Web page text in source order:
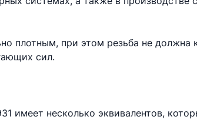
плотным, при этом резьба не должна
сил.
имеет несколько эквивалентов,